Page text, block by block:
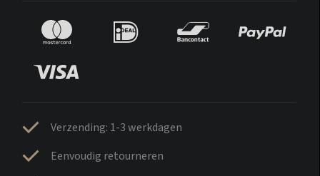
Verzending: 1-3 werkdagen
Eenvoudig retourneren